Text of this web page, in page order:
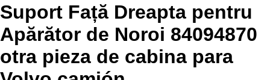
Suport Față Dreapta pentru
Apărător de Noroi 84094870
otra pieza de cabina para